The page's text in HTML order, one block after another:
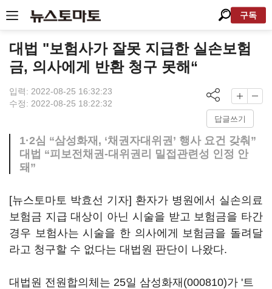
구독
대법 "보험사가 잘못 지급한 실손보험
금, 의사에게 반환 청구 못해“
입력: 2022-08-25 16:32:23
수정: 2022-08-25 18:22:32
답글쓰기
1·2심 “삼성화재, ‘채권자대위권’ 행사 요건 갖춰”
대법 “피보전채권-대위권리 밀접관련성 인정 안
돼”
[뉴스토마토 박효선 기자] 환자가 병원에서 실손의료
보험금 지급 대상이 아닌 시술을 받고 보험금을 타간
경우 보험사는 시술을 한 의사에게 보험금을 돌려달
라고 청구할 수 없다는 대법원 판단이 나왔다.
대법원 전원합의체는 25일 삼성화재(000810)가 '트